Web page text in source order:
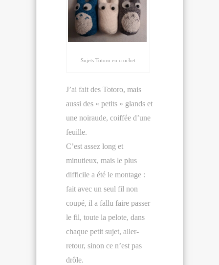
Sujets Totoro en crochet
J’ai fait des Totoro, mais
aussi des « petits » glands et
une noiraude, coiffée d’une
feuille.
C’est assez long et
minutieux, mais le plus
difficile a été le montage :
fait avec un seul fil non
coupé, il a fallu faire passer
le fil, toute la pelote, dans
chaque petit sujet, aller-
retour, sinon ce n’est pas
drôle.